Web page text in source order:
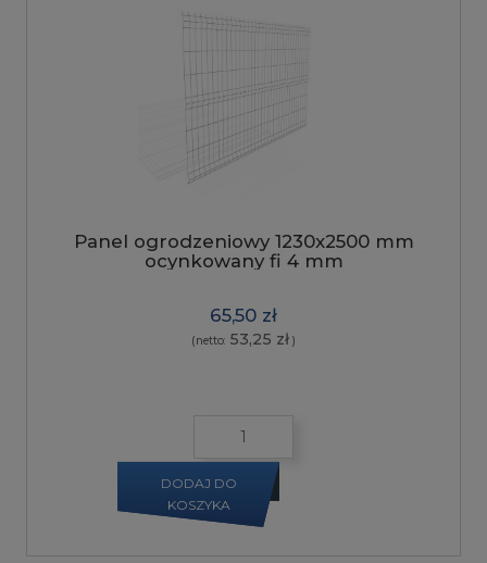
Panel ogrodzeniowy 1230x2500 mm
ocynkowany fi 4 mm
65,50 zł
(netto: 53,25 zł )
DODAJ DO
KOSZYKA